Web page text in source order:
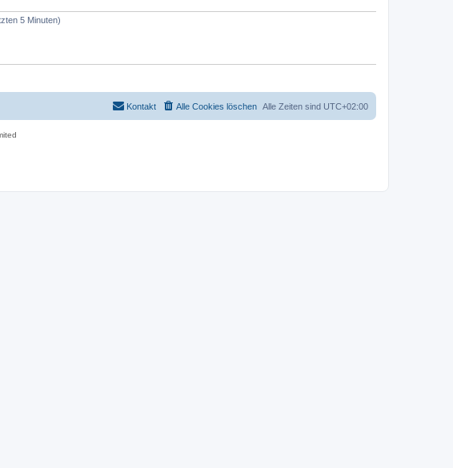
5 Minuten)
Alle Zeiten sind UTC+02:00
Alle Cookies löschen
Kontakt